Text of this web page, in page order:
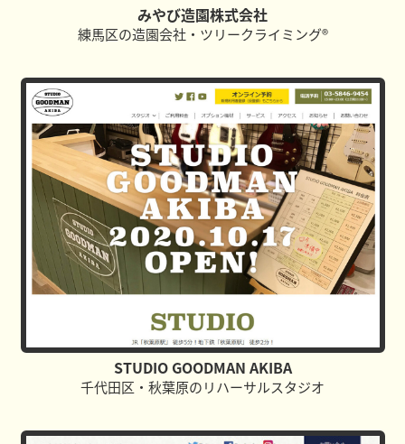
みやび造園株式会社
練馬区の造園会社・ツリークライミング®
STUDIO GOODMAN AKIBA
千代田区・秋葉原のリハーサルスタジオ